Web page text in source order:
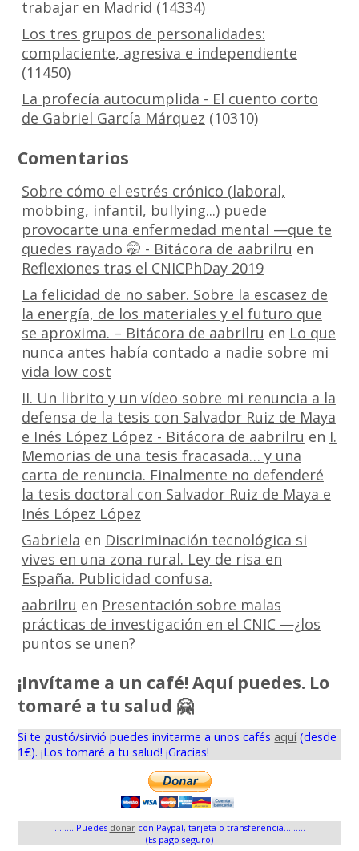
trabajar en Madrid (14334)
Los tres grupos de personalidades:
complaciente, agresiva e independiente
(11450)
La profecía autocumplida - El cuento corto
de Gabriel García Márquez (10310)
Comentarios
Sobre cómo el estrés crónico (laboral,
mobbing, infantil, bullying...) puede
provocarte una enfermedad mental —que te
quedes rayado 🤭 - Bitácora de aabrilru en
Reflexiones tras el CNICPhDay 2019
La felicidad de no saber. Sobre la escasez de
la energía, de los materiales y el futuro que
se aproxima. – Bitácora de aabrilru en Lo que
nunca antes había contado a nadie sobre mi
vida low cost
II. Un librito y un vídeo sobre mi renuncia a la
defensa de la tesis con Salvador Ruiz de Maya
e Inés López López - Bitácora de aabrilru en I.
Memorias de una tesis fracasada… y una
carta de renuncia. Finalmente no defenderé
la tesis doctoral con Salvador Ruiz de Maya e
Inés López López
Gabriela en Discriminación tecnológica si
vives en una zona rural. Ley de risa en
España. Publicidad confusa.
aabrilru en Presentación sobre malas
prácticas de investigación en el CNIC —¿los
puntos se unen?
¡Invítame a un café! Aquí puedes. Lo
tomaré a tu salud 🤗
Si te gustó/sirvió puedes invitarme a unos cafés aquí(desde
1€). ¡Los tomaré a tu salud! ¡Gracias!
.........Puedes donarcon Paypal, tarjeta o transferencia.........
(Es pago seguro)